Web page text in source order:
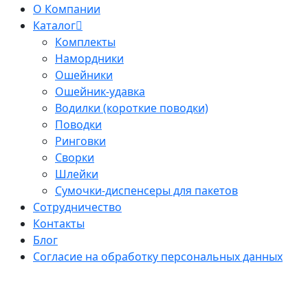
О Компании
Каталог
Комплекты
Намордники
Ошейники
Ошейник-удавка
Водилки (короткие поводки)
Поводки
Ринговки
Сворки
Шлейки
Сумочки-диспенсеры для пакетов
Сотрудничество
Контакты
Блог
Согласие на обработку персональных данных